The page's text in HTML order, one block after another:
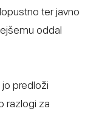
ter javno
oddal
predloži
razlogi za